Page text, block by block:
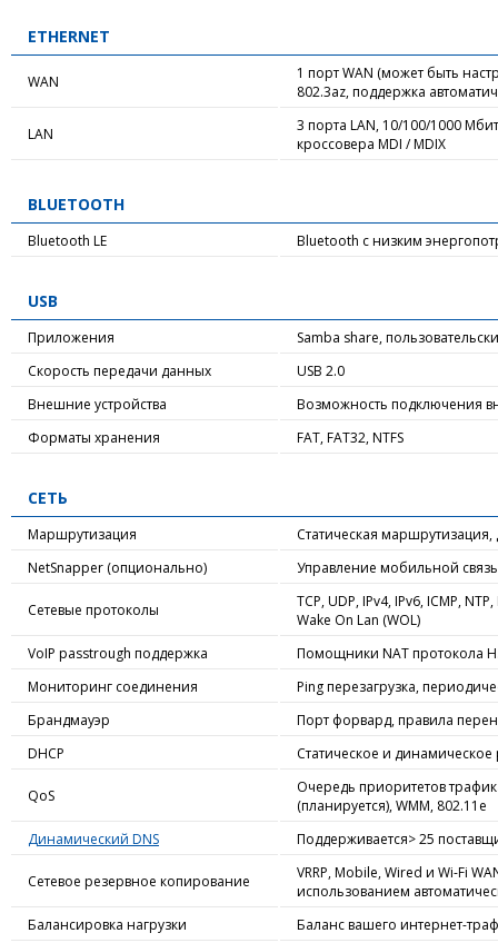
ETHERNET
WAN
1 порт WAN (может быть
802.3az, поддержка
LAN
3 порта LAN, 10/100/1000 Мбит
кроссовера MDI / MDIX
BLUETOOTH
Bluetooth LE Bluetooth с низким
USB
Приложения
Samba share,
Скорость передачи данных
USB 2.0
Внешние устройства
Возможность подключения
Форматы хранения
FAT, FAT32, NTFS
СЕТЬ
Маршрутизация
Статическая маршрутизация,
NetSnapper (опционально)
Управление мобильной
Сетевые протоколы
TCP, UDP, IPv4, IPv6, ICMP, NTP,
Wake On Lan (WOL)
VoIP passtrough поддержка
Помощники NAT протокола
Мониторинг соединения
Ping перезагрузка,
Брандмауэр
Порт форвард, правила
DHCP
Статическое и динамическое
QoS
Очередь приоритетов
(планируется), WMM, 802.11e
Динамический DNS
Поддерживается> 25
Сетевое резервное копирование
VRRP, Mobile, Wired и Wi-Fi
использованием
Балансировка нагрузки
Баланс вашего интернет-